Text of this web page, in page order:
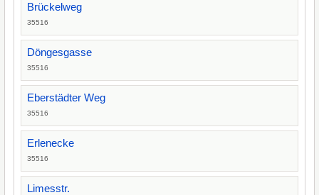
Brückelweg
35516
Döngesgasse
35516
Eberstädter Weg
35516
Erlenecke
35516
Limesstr.